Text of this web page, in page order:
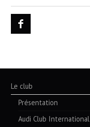
Le club
Présentation
Audi Club International